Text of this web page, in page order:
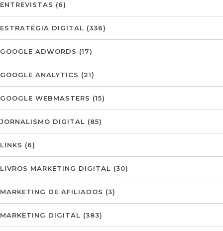
ENTREVISTAS (6)
ESTRATÉGIA DIGITAL (336)
GOOGLE ADWORDS (17)
GOOGLE ANALYTICS (21)
GOOGLE WEBMASTERS (15)
JORNALISMO DIGITAL (85)
LINKS (6)
LIVROS MARKETING DIGITAL (30)
MARKETING DE AFILIADOS (3)
MARKETING DIGITAL (383)